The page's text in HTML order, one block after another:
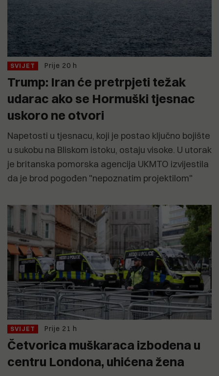
SVIJET Prije 20 h
Trump: Iran će pretrpjeti težak
udarac ako se Hormuški tjesnac
uskoro ne otvori
Napetosti u tjesnacu, koji je postao ključno bojište
u sukobu na Bliskom istoku, ostaju visoke. U utorak
je britanska pomorska agencija UKMTO izvijestila
da je brod pogođen "nepoznatim projektilom"
SVIJET Prije 21 h
Četvorica muškaraca izbodena u
centru Londona, uhićena žena